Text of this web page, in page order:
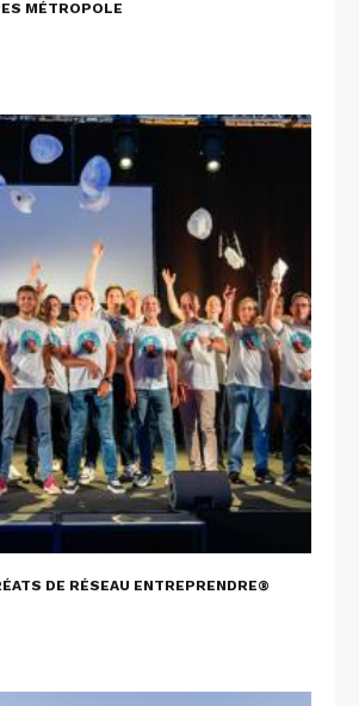
MÉTROPOLE
DE RÉSEAU ENTREPRENDRE®